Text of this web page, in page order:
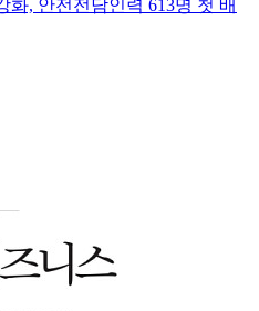
화, 안전전담인력 613명 첫 배